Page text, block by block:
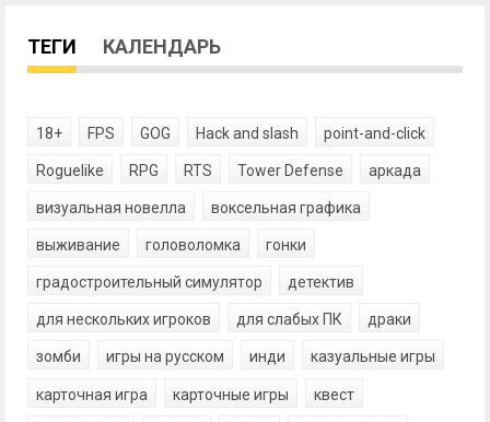
ТЕГИ КАЛЕНДАРЬ
18+ FPS GOG Hack and slash point-and-click
Roguelike RPG RTS Tower Defense аркада
визуальная новелла воксельная графика
выживание головоломка гонки
градостроительный симулятор детектив
для нескольких игроков для слабых ПК драки
зомби игры на русском инди казуальные игры
карточная игра карточные игры квест